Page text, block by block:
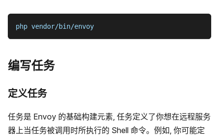
php vendor/bin/envoy
编写任务
定义任务
任务是 Envoy 的基础构建元素, 任务定义了你想在远程服务
器上当任务被调用时所执行的 Shell 命令。例如, 你可能定